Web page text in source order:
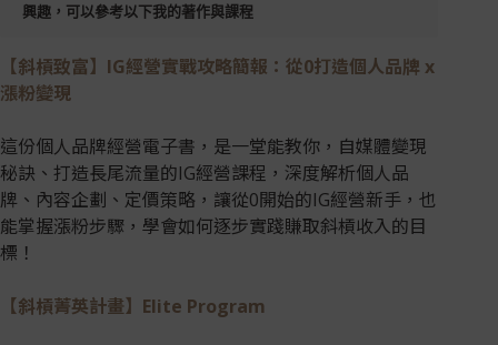
興趣，可以參考以下我的著作與課程
【斜槓致富】IG經營實戰攻略簡報：從0打造個人品牌 x
漲粉變現
這份個人品牌經營電子書，是一堂能教你，自媒體變現
秘訣、打造長尾流量的IG經營課程，深度解析個人品
牌、內容企劃、定價策略，讓從0開始的IG經營新手，也
能掌握漲粉步驟，學會如何逐步實踐賺取斜槓收入的目
標！
【斜槓菁英計畫】Elite Program